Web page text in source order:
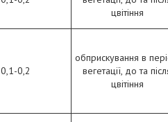
цвітіння
0,1-0,2
обприскування в
вегетації, до та
цвітіння